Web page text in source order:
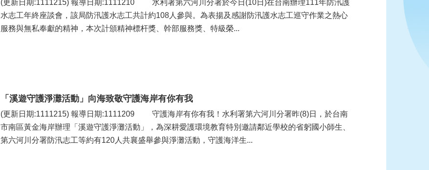
(更新日期:1111215) 報導日期:1111210 水利署第六河川分署於今日(10日)在台南辦理111年防汛護
水志工年終座談會，該局防汛護水志工共計約108人參與。為表揚及感謝防汛護水志工巡守作業之熱心
服務與無私奉獻的精神，本次計頒精神標杆獎、幹部服務獎、特級榮...
「溪遊守護淨灘活動」向海致敬守護海岸有你有我
(更新日期:1111215) 報導日期:1111209 守護海岸有你有我！水利署第六河川分署昨(8)日，於台南
市南區黃金海岸辦理「溪遊守護淨灘活動」，為深耕愛護環境教育特別邀請鄰近學校的省躬國小師生、
第六河川分署防汛志工等約有120人共襄盛舉參與淨灘活動，守護海洋生...